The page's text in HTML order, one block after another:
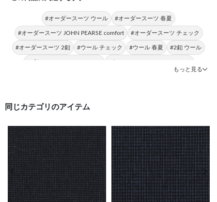
#オーダースーツ ウール #オーダースーツ 春夏
#オーダースーツ JOHN PEARSE comfort #オーダースーツ チェック
#オーダースーツ 2釦 #ウール チェック #ウール 春夏 #2釦 ウール
#2釦 JOHN PEARSE comfort
#ウール JOHN PEARSE comfort
もっと見る
同じカテゴリのアイテム
前の画像 次の